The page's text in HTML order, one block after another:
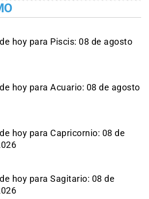
hoy para Piscis: 08 de agosto
hoy para Acuario: 08 de agosto
hoy para Capricornio: 08 de
hoy para Sagitario: 08 de